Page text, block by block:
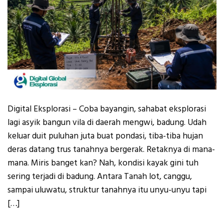
Digital Eksplorasi – Coba bayangin, sahabat eksplorasi
lagi asyik bangun vila di daerah mengwi, badung. Udah
keluar duit puluhan juta buat pondasi, tiba-tiba hujan
deras datang trus tanahnya bergerak. Retaknya di mana-
mana. Miris banget kan? Nah, kondisi kayak gini tuh
sering terjadi di badung. Antara Tanah lot, canggu,
sampai uluwatu, struktur tanahnya itu unyu-unyu tapi
[…]